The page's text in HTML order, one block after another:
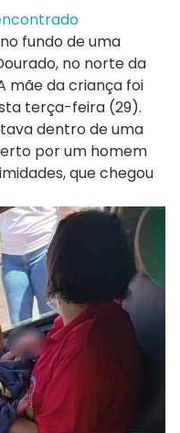
fundo de uma
no norte da
mãe da criança foi
terça-feira (29).
dentro de uma
por um homem
que chegou